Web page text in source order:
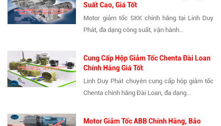
Suất Cao, Giá Tốt
Motor giảm tốc SKK chính hãng tại Linh Duy
Phát, đa dạng công suất, vận hành...
Cung Cấp Hộp Giảm Tốc Chenta Đài Loan
Chính Hãng Giá Tốt
Linh Duy Phát chuyên cung cấp hộp giảm tốc
Chenta chính hãng Đài Loan, đa dạng...
Motor Giảm Tốc ABB Chính Hãng, Bảo